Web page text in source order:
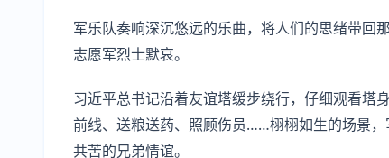
军乐队奏响深沉悠远的乐曲，将人们的思绪带回
志愿军烈士默哀。
习近平总书记沿着友谊塔缓步绕行，仔细观看塔
前线、送粮送药、照顾伤员……栩栩如生的场景
共苦的兄弟情谊。